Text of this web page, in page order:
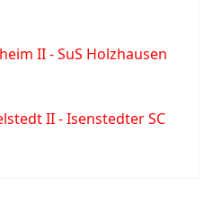
II - SuS Holzhausen
II - Isenstedter SC